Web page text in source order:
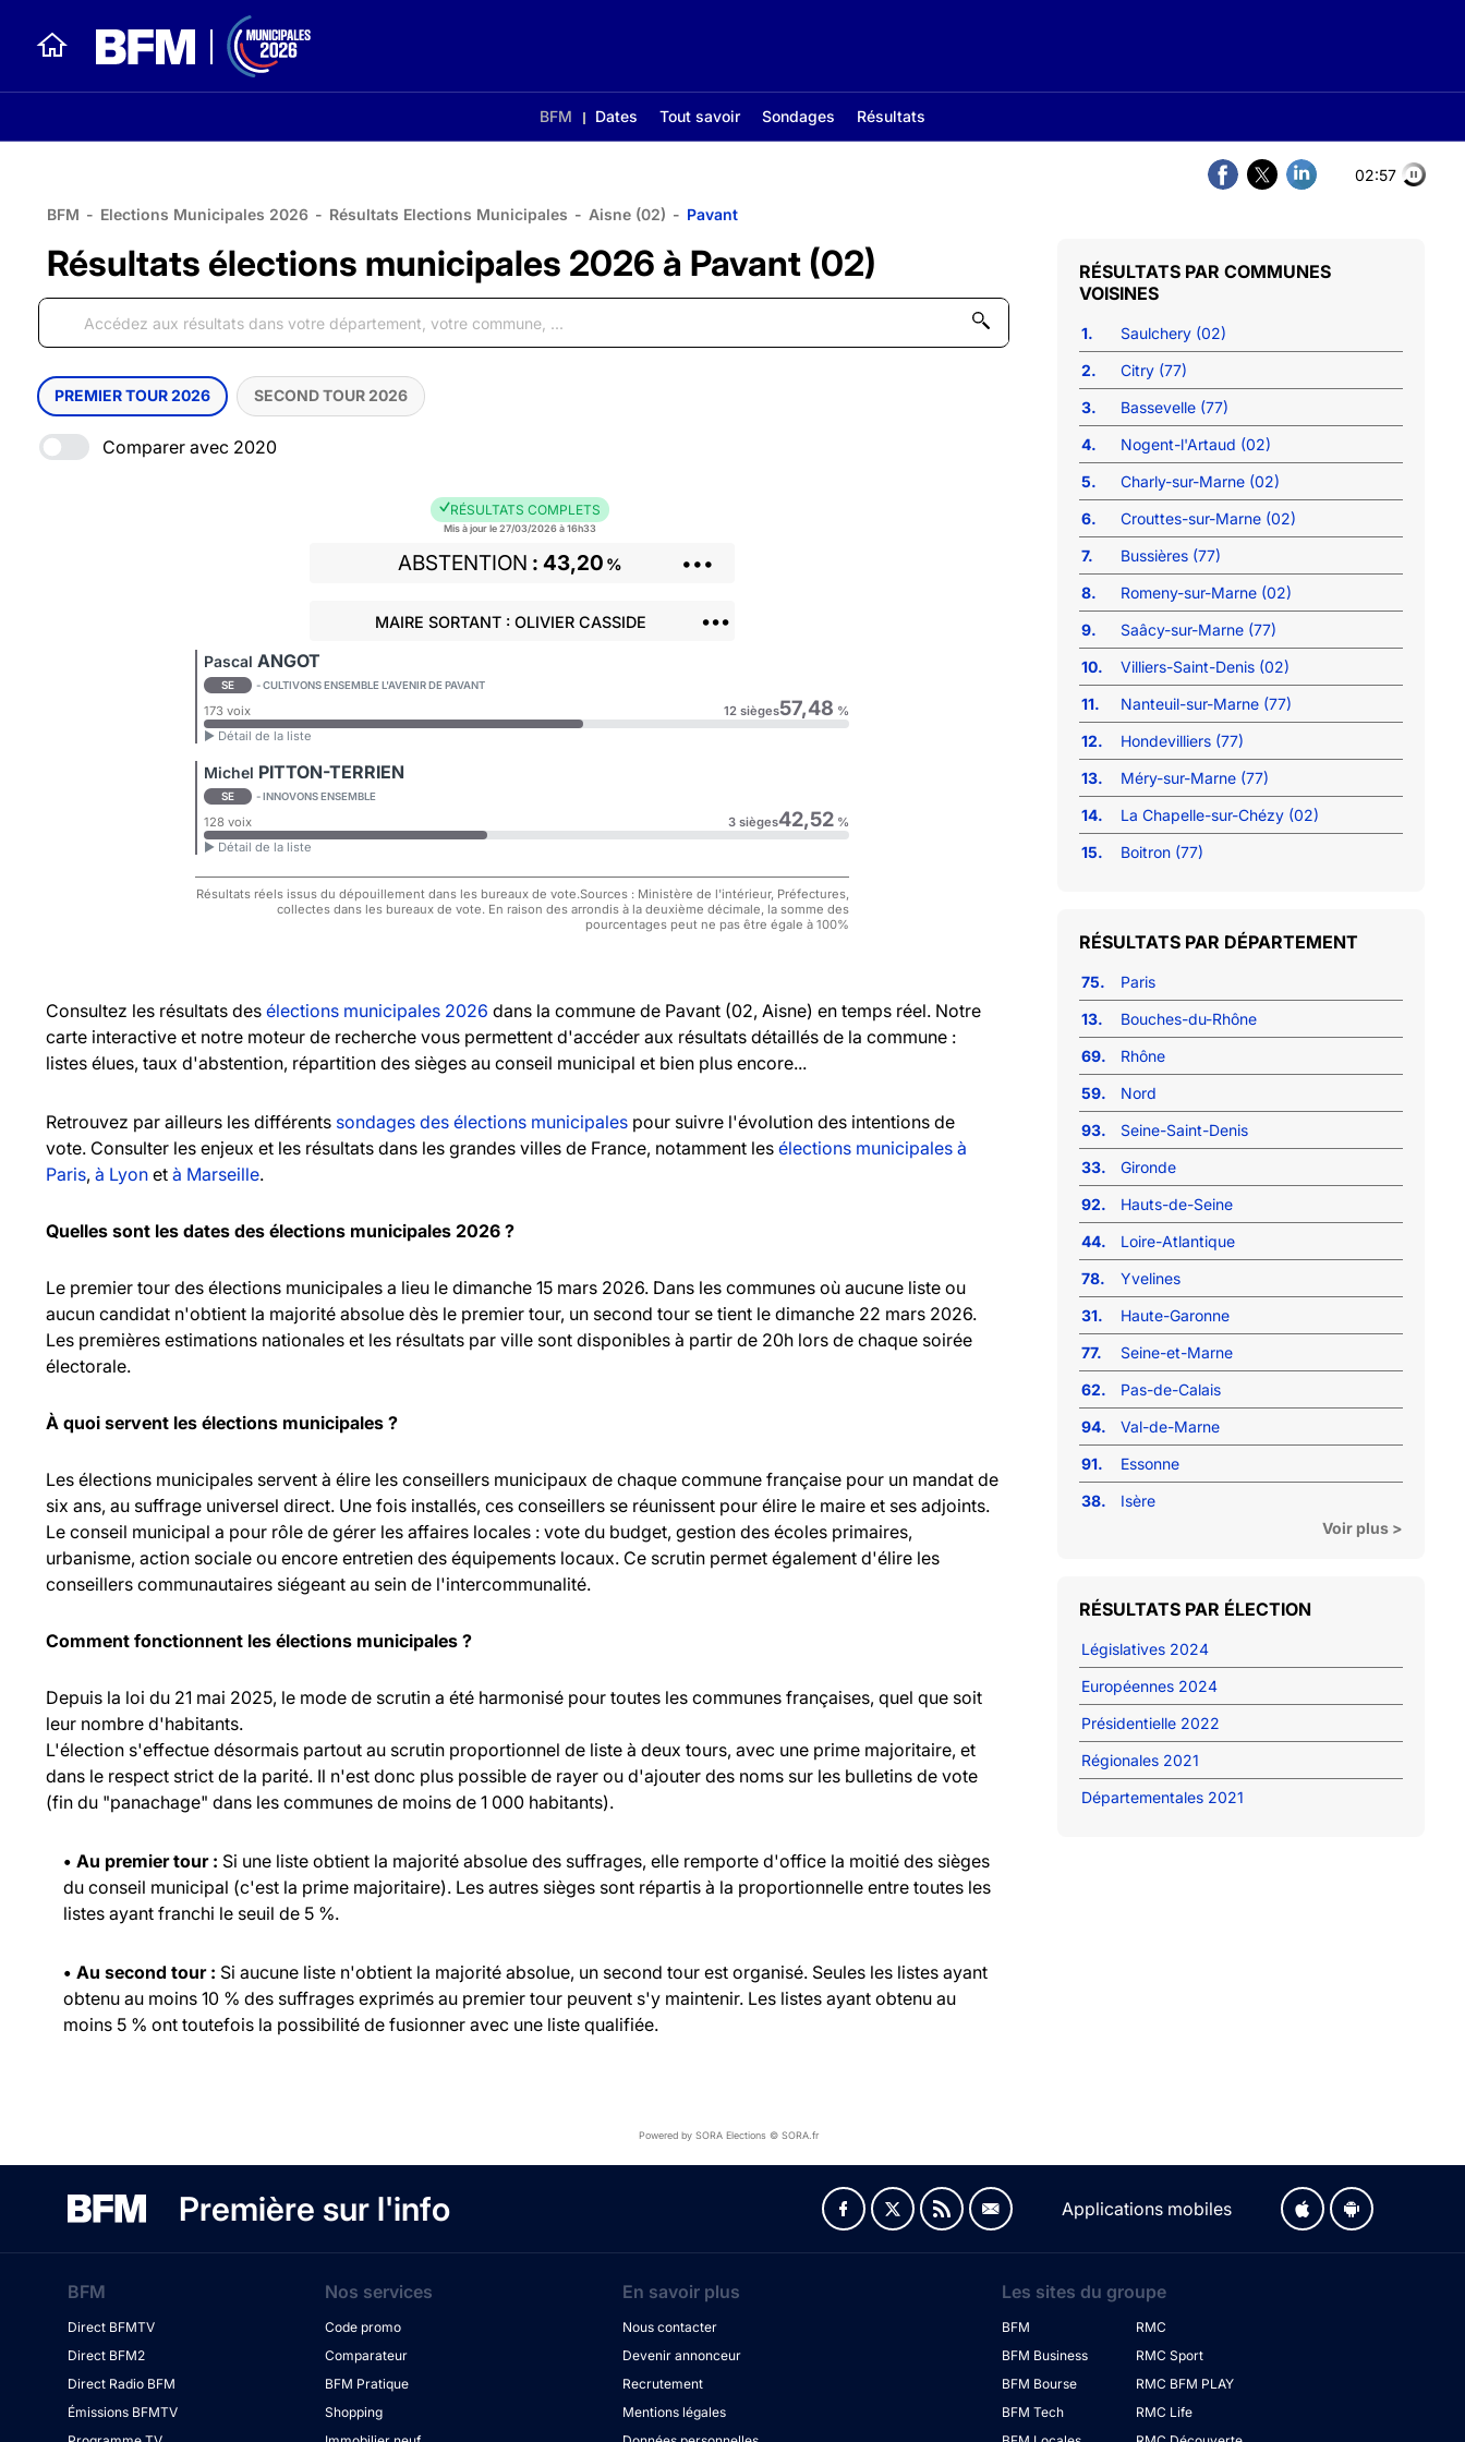
BFM Dates Tout savoir Sondages Résultats
02:56
BFM - Elections Municipales 2026 - Résultats Elections Municipales - Aisne (02) - Pavant
Résultats élections municipales 2026 à Pavant (02)
PREMIER TOUR 2026 SECOND TOUR 2026
Comparer avec 2020
RÉSULTATS COMPLETS
Mis à jour le 27/03/2026 à 16h33
ABSTENTION 43,20 % •••
MAIRE SORTANT : OLIVIER CASSIDE •••
Pascal ANGOT
SE - CULTIVONS ENSEMBLE L'AVENIR DE PAVANT
173 voix 12 sièges57,48 %
► Détail de la liste
Michel PITTON-TERRIEN
SE - INNOVONS ENSEMBLE
128 voix 3 sièges42,52 %
► Détail de la liste
Résultats réels issus du dépouillement dans les bureaux de vote.Sources : Ministère de l'intérieur, Préfectures,
collectes dans les bureaux de vote. En raison des arrondis à la deuxième décimale, la somme des
pourcentages peut ne pas être égale à 100%
Consultez les résultats des élections municipales 2026 dans la commune de Pavant (02, Aisne) en temps réel. Notre
carte interactive et notre moteur de recherche vous permettent d'accéder aux résultats détaillés de la commune :
listes élues, taux d'abstention, répartition des sièges au conseil municipal et bien plus encore...
Retrouvez par ailleurs les différents sondages des élections municipales pour suivre l'évolution des intentions de
vote. Consulter les enjeux et les résultats dans les grandes villes de France, notamment les élections municipales à
Paris, à Lyon et à Marseille.
Quelles sont les dates des élections municipales 2026 ?
Le premier tour des élections municipales a lieu le dimanche 15 mars 2026. Dans les communes où aucune liste ou
aucun candidat n'obtient la majorité absolue dès le premier tour, un second tour se tient le dimanche 22 mars 2026.
Les premières estimations nationales et les résultats par ville sont disponibles à partir de 20h lors de chaque soirée
électorale.
À quoi servent les élections municipales ?
Les élections municipales servent à élire les conseillers municipaux de chaque commune française pour un mandat de
six ans, au suffrage universel direct. Une fois installés, ces conseillers se réunissent pour élire le maire et ses adjoints.
Le conseil municipal a pour rôle de gérer les affaires locales : vote du budget, gestion des écoles primaires,
urbanisme, action sociale ou encore entretien des équipements locaux. Ce scrutin permet également d'élire les
conseillers communautaires siégeant au sein de l'intercommunalité.
Comment fonctionnent les élections municipales ?
Depuis la loi du 21 mai 2025, le mode de scrutin a été harmonisé pour toutes les communes françaises, quel que soit
leur nombre d'habitants.
L'élection s'effectue désormais partout au scrutin proportionnel de liste à deux tours, avec une prime majoritaire, et
dans le respect strict de la parité. Il n'est donc plus possible de rayer ou d'ajouter des noms sur les bulletins de vote
(fin du "panachage" dans les communes de moins de 1 000 habitants).
• Au premier tour : Si une liste obtient la majorité absolue des suffrages, elle remporte d'office la moitié des sièges
du conseil municipal (c'est la prime majoritaire). Les autres sièges sont répartis à la proportionnelle entre toutes les
listes ayant franchi le seuil de 5 %.
• Au second tour : Si aucune liste n'obtient la majorité absolue, un second tour est organisé. Seules les listes ayant
obtenu au moins 10 % des suffrages exprimés au premier tour peuvent s'y maintenir. Les listes ayant obtenu au
moins 5 % ont toutefois la possibilité de fusionner avec une liste qualifiée.
COMMUNES
VOISINES
1.
Saulchery (02)
2.
Citry (77)
3.
Bassevelle (77)
4.
Nogent-l'Artaud (02)
5.
Charly-sur-Marne (02)
6.
Crouttes-sur-Marne (02)
7.
Bussières (77)
8.
Romeny-sur-Marne (02)
9.
Saâcy-sur-Marne (77)
10.
Villiers-Saint-Denis (02)
11.
Nanteuil-sur-Marne (77)
12.
Hondevilliers (77)
13.
Méry-sur-Marne (77)
14.
La Chapelle-sur-Chézy (02)
15.
Boitron (77)
RÉSULTATS PAR DÉPARTEMENT
75.
Paris
13.
Bouches-du-Rhône
69.
Rhône
59.
Nord
93.
Seine-Saint-Denis
33.
Gironde
92.
Hauts-de-Seine
44.
Loire-Atlantique
78.
Yvelines
31.
Haute-Garonne
77.
Seine-et-Marne
62.
Pas-de-Calais
94.
Val-de-Marne
91.
Essonne
38.
Isère
Voir plus >
RÉSULTATS PAR ÉLECTION
Législatives 2024
Européennes 2024
Présidentielle 2022
Régionales 2021
Départementales 2021
Powered by SORA Elections © SORA.fr
Première sur l'info Applications mobiles
BFM
Direct BFMTV
Direct BFM2
Direct Radio BFM
Émissions BFMTV
Nos services
Code promo
Comparateur
BFM Pratique
Shopping
En savoir plus
Nous contacter
Devenir annonceur
Recrutement
Mentions légales
Les sites du groupe
BFM
BFM Business
BFM Bourse
BFM Tech
RMC
RMC Sport
RMC BFM PLAY
RMC Life